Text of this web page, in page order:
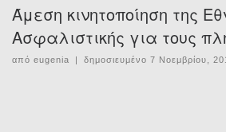
Άμεση κινητοποίηση της
Ασφαλιστικής για τους
από eugenia | δημοσιευμένο 7 Νοεμβρίου,